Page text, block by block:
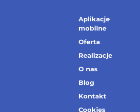
Aplikacje
mobilne
Oferta
Realizacje
O nas
Blog
Kontakt
Cookies